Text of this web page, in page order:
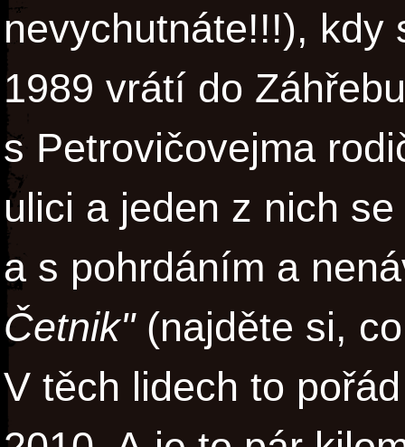
nevychutnáte!!!), kdy
1989 vrátí do
s Petrovičovejma
ulici a jeden z nich
a s pohrdáním a
Četnik" (najděte si,
V těch lidech to